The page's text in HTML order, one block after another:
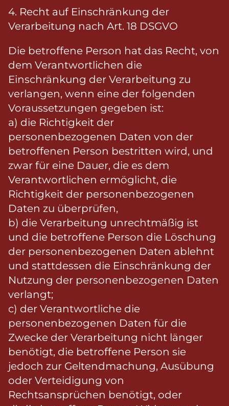
4. Recht auf Einschränkung der
Verarbeitung nach Art. 18 DSGVO
Die betroffene Person hat das Recht, von
dem Verantwortlichen die
Einschränkung der Verarbeitung zu
verlangen, wenn eine der folgenden
Voraussetzungen gegeben ist:
a) die Richtigkeit der
personenbezogenen Daten von der
betroffenen Person bestritten wird, und
zwar für eine Dauer, die es dem
Verantwortlichen ermöglicht, die
Richtigkeit der personenbezogenen
Daten zu überprüfen,
b) die Verarbeitung unrechtmäßig ist
und die betroffene Person die Löschung
der personenbezogenen Daten ablehnt
und stattdessen die Einschränkung der
Nutzung der personenbezogenen Daten
verlangt;
c) der Verantwortliche die
personenbezogenen Daten für die
Zwecke der Verarbeitung nicht länger
benötigt, die betroffene Person sie
jedoch zur Geltendmachung, Ausübung
oder Verteidigung von
Rechtsansprüchen benötigt, oder